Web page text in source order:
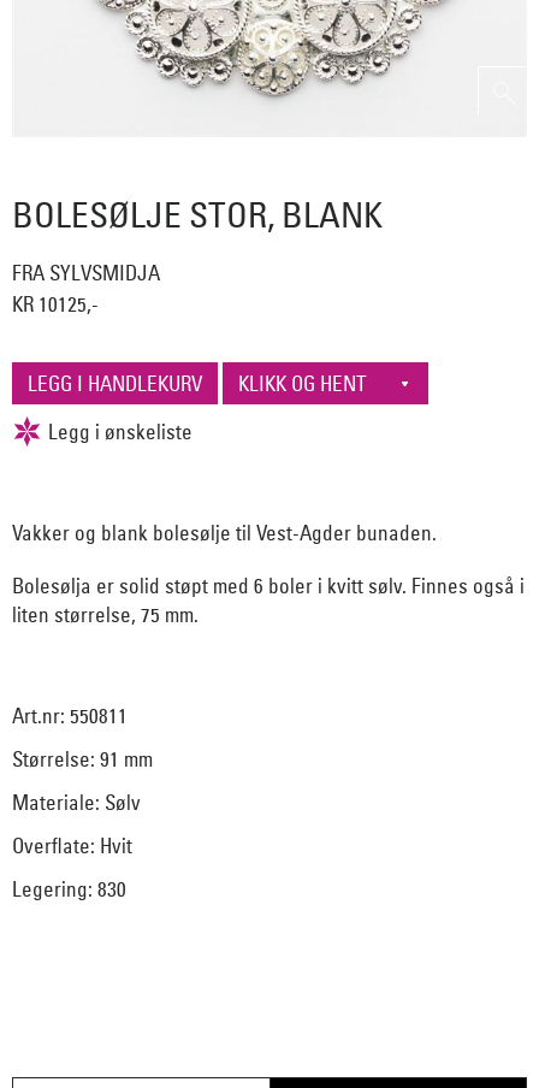
BOLESØLJE STOR, BLANK
FRA SYLVSMIDJA
KR 10125,-
Vakker og blank bolesølje til Vest-Agder bunaden.
Bolesølja er solid støpt med 6 boler i kvitt sølv. Finnes også i
liten størrelse, 75 mm.
Art.nr: 550811
Størrelse: 91 mm
Materiale: Sølv
Overflate: Hvit
Legering: 830